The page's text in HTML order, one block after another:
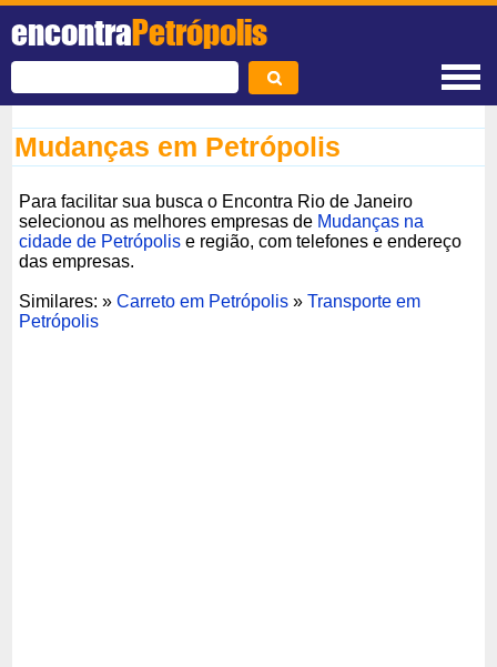
encontraPetrópolis
Mudanças em Petrópolis
Para facilitar sua busca o Encontra Rio de Janeiro
selecionou as melhores empresas de Mudanças na
cidade de Petrópolis e região, com telefones e endereço
das empresas.
Similares: »Carreto em Petrópolis »Transporte em
Petrópolis